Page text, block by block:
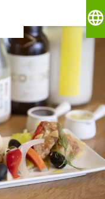
language